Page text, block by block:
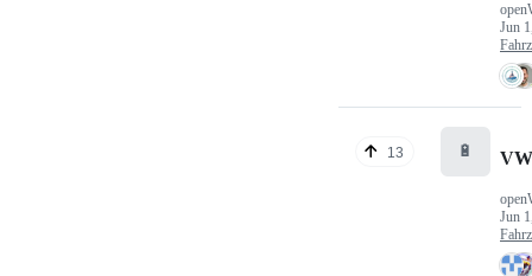
Jun
13 🔋
Jun